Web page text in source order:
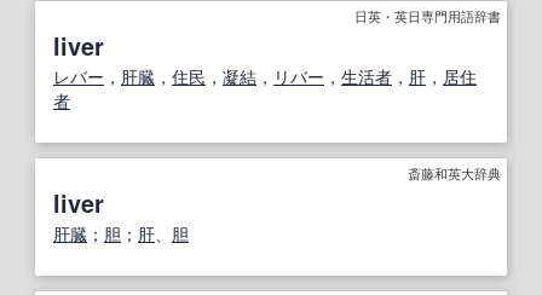
日英・英日専門用語辞書
liver
レバー ， 肝臓 ， 住民 ， 凝結 ， リバー ， 生活者 ， 肝 ， 居住
者
斎藤和英大辞典
liver
肝臓 ； 胆 ； 肝、 胆